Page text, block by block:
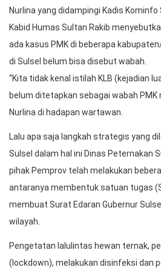
Nurlina yang didampingi Kadis
Kabid Humas Sultan Rakib
ada kasus PMK di beberapa
di Sulsel belum bisa disebut wabah.
“Kita tidak kenal istilah KLB (kejadian
belum ditetapkan sebagai wabah PMK
Nurlina di hadapan wartawan.
Lalu apa saja langkah strategis yang
Sulsel dalam hal ini Dinas Peternakan
pihak Pemprov telah melakukan
antaranya membentuk satuan tugas
membuat Surat Edaran Gubernur
wilayah.
Pengetatan lalulintas hewan ternak,
(lockdown), melakukan disinfeksi dan